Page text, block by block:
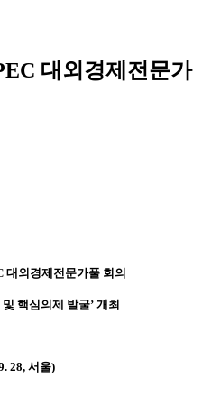
대외경제전문가
대외경제전문가풀 회의
및 핵심의제 발굴’ 개최
28,서울)